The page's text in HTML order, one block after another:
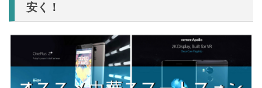
安く！